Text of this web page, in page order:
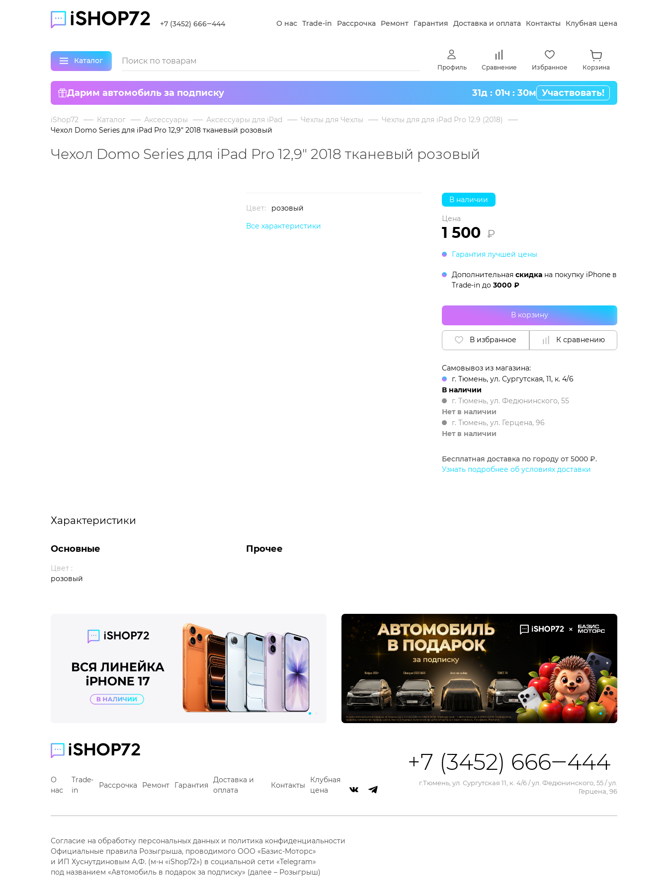
+7 (3452) 666‒444 О нас Trade-in Рассрочка Ремонт Гарантия Доставка и оплата Контакты Клубная цена
Каталог
Профиль Сравнение Избранное Корзина
Дарим автомобиль за подписку 31д : 01ч : 30м Участвовать!
iShop72 Каталог Аксессуары Аксессуары для iPad Чехлы для Чехлы
Чехлы для для iPad Pro 12.9 (2018)
Чехол Domo Series для iPad Pro 12,9" 2018 тканевый розовый
Чехол Domo Series для iPad Pro 12,9" 2018 тканевый розовый
Цвет:
розовый
Все характеристики
В наличии
Цена
1 500 ₽
Гарантия лучшей цены
Дополнительная скидкана покупку iPhone в
Trade-inдо 3000 ₽
В корзину
В избранное К сравнению
Самовывоз из магазина:
г. Тюмень, ул. Сургутская, 11, к. 4/6
В наличии
г. Тюмень, ул. Федюнинского, 55
Нет в наличии
г. Тюмень, ул. Герцена, 96
Нет в наличии
Бесплатная доставка по городу от 5000 ₽.
Узнать подробнее об условиях доставки
Характеристики
Основные
Цвет :
розовый
Прочее
О
нас
Trade-
in
Рассрочка Ремонт Гарантия
Доставка и
оплата
Контакты
Клубная
цена
+7 (3452) 666‒444
г.Тюмень, ул. Сургутская 11, к. 4/6 / ул. Федюнинского, 55 / ул.
Герцена, 96
Согласие на обработку персональных данных и политика конфиденциальности
Официальные правила Розыгрыша, проводимого ООО «Базис-Моторс»
и ИП Хуснутдиновым А.Ф. (м-н «iShop72») в социальной сети «Telegram»
под названием «Автомобиль в подарок за подписку» (далее – Розыгрыш)